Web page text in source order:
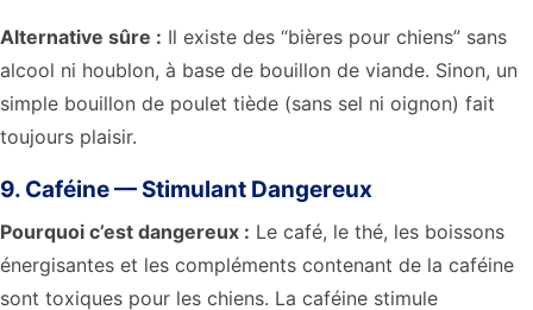
Alternative sûre : Il existe des “bières pour chiens” sans
alcool ni houblon, à base de bouillon de viande. Sinon, un
simple bouillon de poulet tiède (sans sel ni oignon) fait
toujours plaisir.
9. Caféine — Stimulant Dangereux
Pourquoi c’est dangereux : Le café, le thé, les boissons
énergisantes et les compléments contenant de la caféine
sont toxiques pour les chiens. La caféine stimule